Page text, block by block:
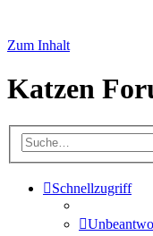
Zum Inhalt
Katzen
Schnellzugriff